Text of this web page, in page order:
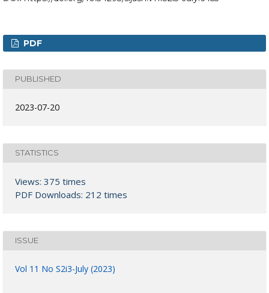
PDF
PUBLISHED
2023-07-20
STATISTICS
Views: 375 times
PDF Downloads: 212 times
ISSUE
Vol 11 No S2i3-July (2023)